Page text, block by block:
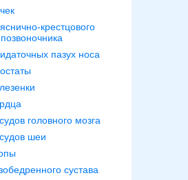
крестцового
пазух носа
головного мозга
шеи
сустава